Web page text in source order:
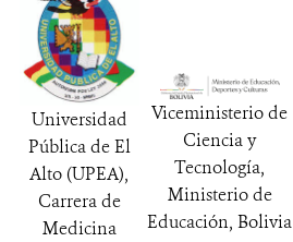
Universidad
Pública de El
Alto (UPEA),
Carrera de
Medicina
Viceministerio de
Ciencia y
Tecnología,
Ministerio de
Educación, Bolivia